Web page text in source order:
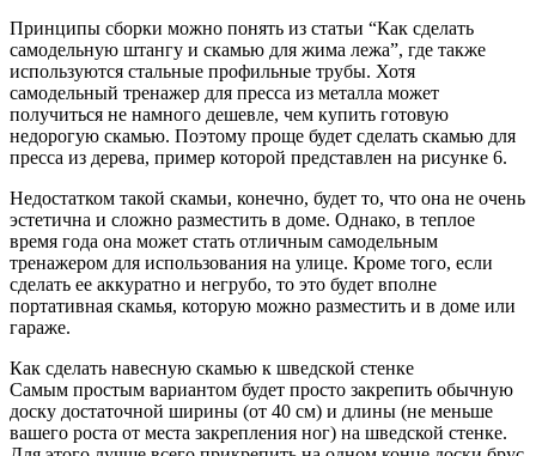
Принципы сборки можно понять из статьи “Как сделать
самодельную штангу и скамью для жима лежа”, где также
используются стальные профильные трубы. Хотя
самодельный тренажер для пресса из металла может
получиться не намного дешевле, чем купить готовую
недорогую скамью. Поэтому проще будет сделать скамью для
пресса из дерева, пример которой представлен на рисунке 6.
Недостатком такой скамьи, конечно, будет то, что она не очень
эстетична и сложно разместить в доме. Однако, в теплое
время года она может стать отличным самодельным
тренажером для использования на улице. Кроме того, если
сделать ее аккуратно и негрубо, то это будет вполне
портативная скамья, которую можно разместить и в доме или
гараже.
Как сделать навесную скамью к шведской стенке
Самым простым вариантом будет просто закрепить обычную
доску достаточной ширины (от 40 см) и длины (не меньше
вашего роста от места закрепления ног) на шведской стенке.